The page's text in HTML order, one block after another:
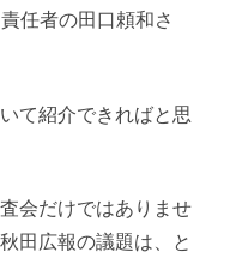
任者の田口頼和さ
て紹介できればと思
会だけではありませ
田広報の議題は、と